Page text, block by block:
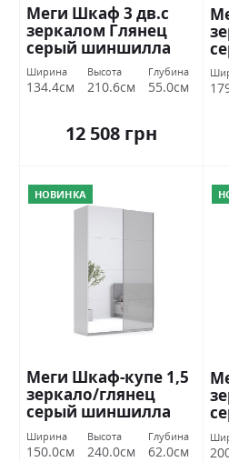
Меги Шкаф 3 дв.с
зеркалом Глянец
серый шиншилла
Миромарк
Ширина
134.4см
Высота
210.6см
Глубина
55.0см
12 508 грн
НОВИНКА
Меги Шкаф-купе 1,5
зеркало/глянец
серый шиншилла
Миромарк
Ширина
150.0см
Высота
240.0см
Глубина
62.0см